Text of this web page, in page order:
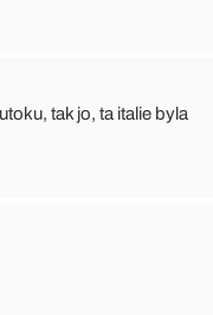
tak jo, ta italie byla